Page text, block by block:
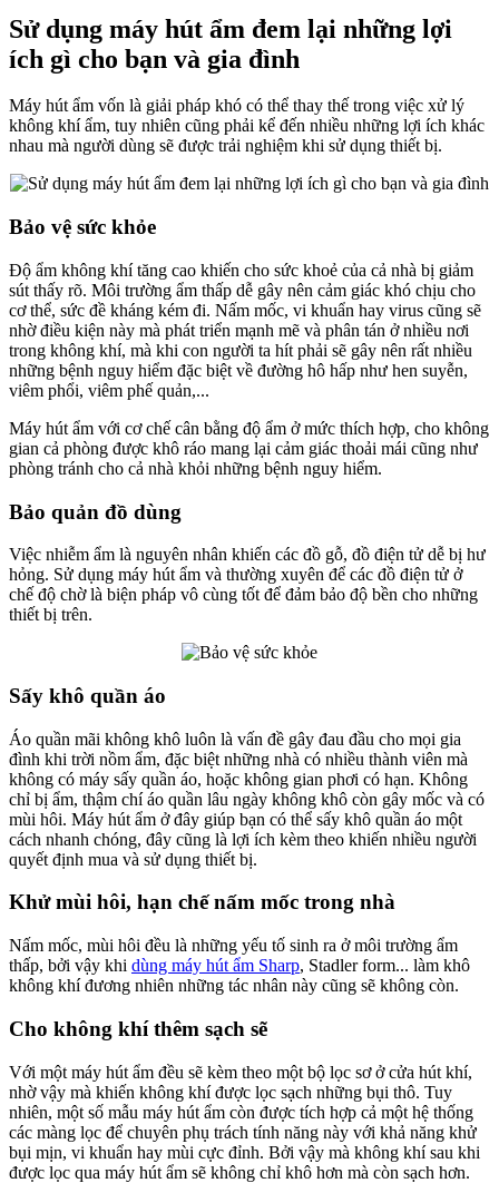
Sử dụng máy hút ẩm đem lại những lợi
ích gì cho bạn và gia đình
Máy hút ẩm vốn là giải pháp khó có thể thay thế trong việc xử lý
không khí ẩm, tuy nhiên cũng phải kể đến nhiều những lợi ích khác
nhau mà người dùng sẽ được trải nghiệm khi sử dụng thiết bị.
Bảo vệ sức khỏe
Độ ẩm không khí tăng cao khiến cho sức khoẻ của cả nhà bị giảm
sút thấy rõ. Môi trường ẩm thấp dễ gây nên cảm giác khó chịu cho
cơ thể, sức đề kháng kém đi. Nấm mốc, vi khuẩn hay virus cũng sẽ
nhờ điều kiện này mà phát triển mạnh mẽ và phân tán ở nhiều nơi
trong không khí, mà khi con người ta hít phải sẽ gây nên rất nhiều
những bệnh nguy hiểm đặc biệt về đường hô hấp như hen suyễn,
viêm phổi, viêm phế quản,...
Máy hút ẩm với cơ chế cân bằng độ ẩm ở mức thích hợp, cho không
gian cả phòng được khô ráo mang lại cảm giác thoải mái cũng như
phòng tránh cho cả nhà khỏi những bệnh nguy hiểm.
Bảo quản đồ dùng
Việc nhiễm ẩm là nguyên nhân khiến các đồ gỗ, đồ điện tử dễ bị hư
hỏng. Sử dụng máy hút ẩm và thường xuyên để các đồ điện tử ở
chế độ chờ là biện pháp vô cùng tốt để đảm bảo độ bền cho những
thiết bị trên.
Sấy khô quần áo
Áo quần mãi không khô luôn là vấn đề gây đau đầu cho mọi gia
đình khi trời nồm ẩm, đặc biệt những nhà có nhiều thành viên mà
không có máy sấy quần áo, hoặc không gian phơi có hạn. Không
chỉ bị ẩm, thậm chí áo quần lâu ngày không khô còn gây mốc và có
mùi hôi. Máy hút ẩm ở đây giúp bạn có thể sấy khô quần áo một
cách nhanh chóng, đây cũng là lợi ích kèm theo khiến nhiều người
quyết định mua và sử dụng thiết bị.
Khử mùi hôi, hạn chế nấm mốc trong nhà
Nấm mốc, mùi hôi đều là những yếu tố sinh ra ở môi trường ẩm
thấp, bởi vậy khi dùng máy hút ẩm Sharp, Stadler form... làm khô
không khí đương nhiên những tác nhân này cũng sẽ không còn.
Cho không khí thêm sạch sẽ
Với một máy hút ẩm đều sẽ kèm theo một bộ lọc sơ ở cửa hút khí,
nhờ vậy mà khiến không khí được lọc sạch những bụi thô. Tuy
nhiên, một số mẫu máy hút ẩm còn được tích hợp cả một hệ thống
các màng lọc để chuyên phụ trách tính năng này với khả năng khử
bụi mịn, vi khuẩn hay mùi cực đỉnh. Bởi vậy mà không khí sau khi
được lọc qua máy hút ẩm sẽ không chỉ khô hơn mà còn sạch hơn.